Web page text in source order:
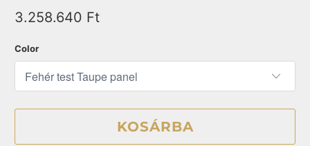
3.258.640 Ft
Color
KOSÁRBA